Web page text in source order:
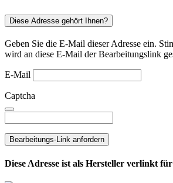
Diese Adresse gehört Ihnen?
Geben Sie die E-Mail dieser Adresse ein.
wird an diese E-Mail der Bearbeitungslink
E-Mail
Captcha
Bearbeitungs-Link anfordern
Diese Adresse ist als Hersteller verlinkt